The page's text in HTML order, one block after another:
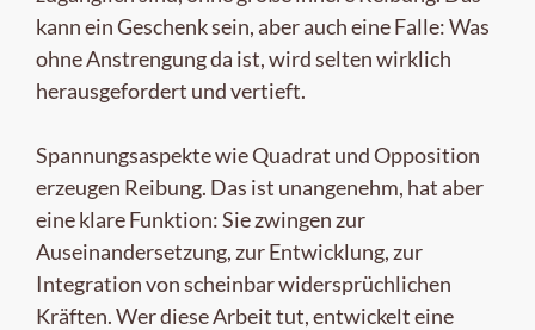
kann ein Geschenk sein, aber auch eine Falle: Was
ohne Anstrengung da ist, wird selten wirklich
herausgefordert und vertieft.
Spannungsaspekte wie Quadrat und Opposition
erzeugen Reibung. Das ist unangenehm, hat aber
eine klare Funktion: Sie zwingen zur
Auseinandersetzung, zur Entwicklung, zur
Integration von scheinbar widersprüchlichen
Kräften. Wer diese Arbeit tut, entwickelt eine